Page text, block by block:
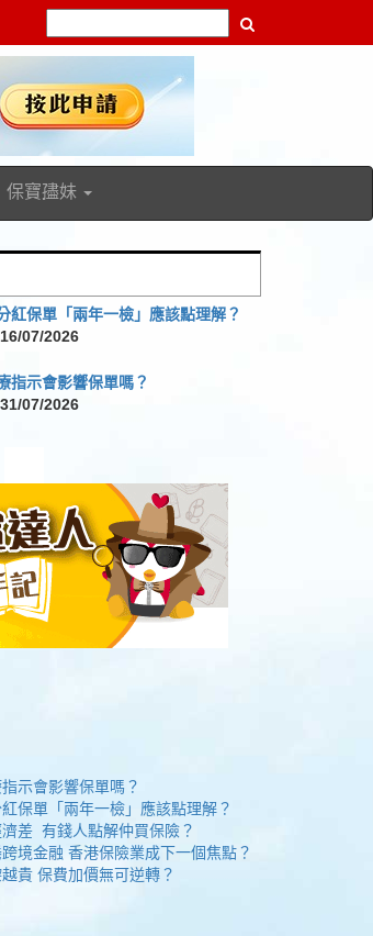
來多元化的保險理財知識，
精彩內容！
保寶孻妹
紅保單「兩年一檢」應該點理解？
07/2026
指示會影響保單嗎？
07/2026
示會影響保單嗎？
保單「兩年一檢」應該點理解？
差 有錢人點解仲買保險？
境金融 香港保險業成下一個焦點？
貴 保費加價無可逆轉？